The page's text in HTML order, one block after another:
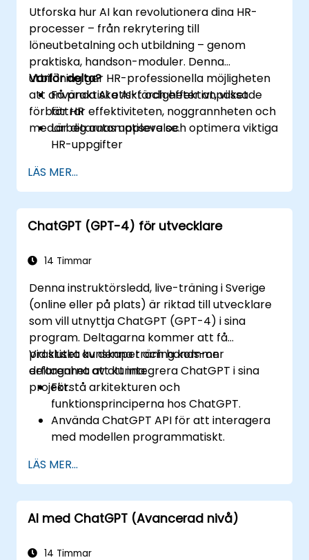
Utforska hur AI kan revolutionera dina HR-
processer – från rekrytering till
löneutbetalning och utbildning – genom
praktiska, handson-moduler. Denna
utbildning ger HR-professionella möjligheten
att använda AI etiskt och effektivt, vilket
förbättrar effektiviteten, noggrannheten och
medarbetarnas upplevelse.
Varför delta?
Få praktiska AI-färdigheter anpassade
för HR
Lär dig automatisera och optimera viktiga
HR-uppgifter
Förbered din HR-funktion för framtiden
LÄS MER...
ChatGPT (GPT-4) för utvecklare
14 Timmar
Denna instruktörsledd, live-träning i Sverige
(online eller på plats) är riktad till utvecklare
som vill utnyttja ChatGPT (GPT-4) i sina
program. Deltagarna kommer att få
praktiska kunskaper och hands-on
erfarenhet av att integrera ChatGPT i sina
projekt.
Vid slutet av denna träning kommer
deltagarna att kunna:
Förstå arkitekturen och
funktionsprinciperna hos ChatGPT.
Använda ChatGPT API för att interagera
med modellen programmatiskt.
chattrum med hjälp av ChatGPT.
Utforska nya funktioner och
funktionaliteter som erbjuds av GPT-4 för
att förbättra sina program.
specifika tillämpningar.
LÄS MER...
AI med ChatGPT (Avancerad nivå)
14 Timmar